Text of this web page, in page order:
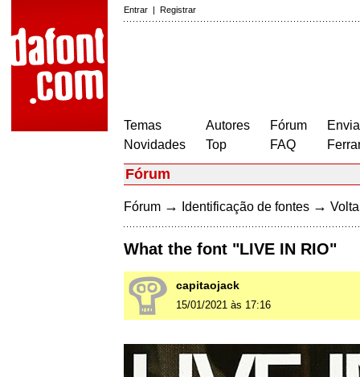
Entrar | Registrar
Temas
Novidades
Autores
Top
Fórum
FAQ
Fórum
Fórum → Identificação de fontes →
What the font "LIVE IN RIO"
capitaojack
15/01/2021 às 17:16